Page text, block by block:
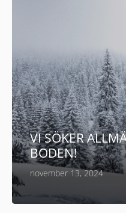
VI SÖKER
BODEN!
november 13, 2024